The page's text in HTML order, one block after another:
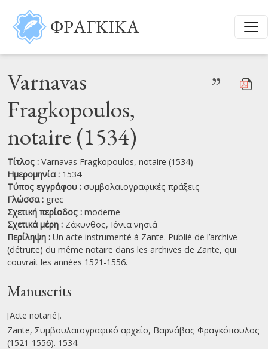
Παράκαμψη προς το κυρίως περιεχόμενο
ΦΡΑΓΚΙΚΑ
Varnavas
Fragkopoulos,
notaire (1534)
”
Τίτλος : Varnavas Fragkopoulos, notaire (1534)
Ημερομηνία : 1534
Τύπος εγγράφου : συμβολαιογραφικές πράξεις
Γλώσσα : grec
Σχετική περίοδος : moderne
Σχετικά μέρη : Ζάκυνθος, Ιόνια νησιά
Περίληψη : Un acte instrumenté à Zante. Publié de l’archive
(détruite) du même notaire dans les archives de Zante, qui
couvrait les années 1521-1556.
Manuscrits
[Acte notarié].
Zante, Συμβουλαιογραφικό αρχείο, Βαρνάβας Φραγκόπουλος
(1521-1556). 1534.